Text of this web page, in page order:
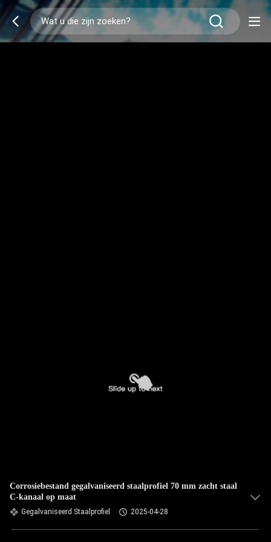
Corrosiebestand gegalvaniseerd staalprofiel 70 mm zacht staal
C-kanaal op maat
Gegalvaniseerd Staalprofiel 2025-04-28